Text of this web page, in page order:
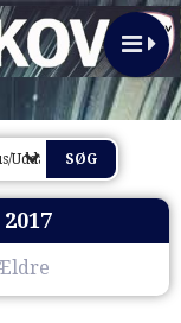
Uddannelse 2017